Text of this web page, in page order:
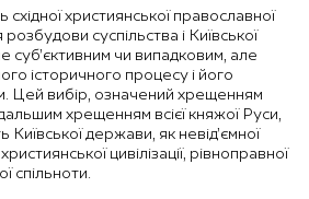
християнської православної
суспільства і Київської
суб’єктивним чи випадковим, але
історичного процесу і його
Цей вибір, означений хрещенням
хрещенням всієї княжої Руси,
Київської держави, як невід’ємної
цивілізації, рівноправної
спільноти.